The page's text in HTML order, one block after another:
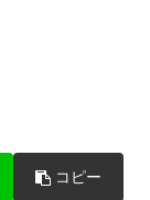
コピー